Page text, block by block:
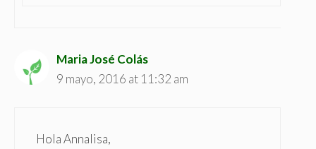
Maria José Colás
9 mayo, 2016 at 11:32 am
Hola Annalisa,